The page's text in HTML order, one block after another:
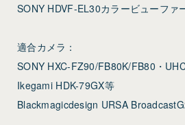
SONY HDVF-EL30カラービューファ
適合カメラ：
SONY HXC-FZ90/FB80K/FB80・
Ikegami HDK-79GX等
Blackmagicdesign URSA